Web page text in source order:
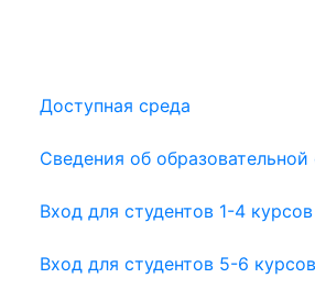
Доступная среда
Сведения об образовательной
Вход для студентов 1-4 курсов
Вход для студентов 5-6 курсов